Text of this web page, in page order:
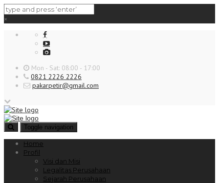
×
Mon - Sat: 08:00 - 17:00
0821 2226 2226
pakarpetir@gmail.com
Toggle navigation
Home
Profil
Visi dan Misi
Legalitas Perusahaan
Sejarah Perusahaan